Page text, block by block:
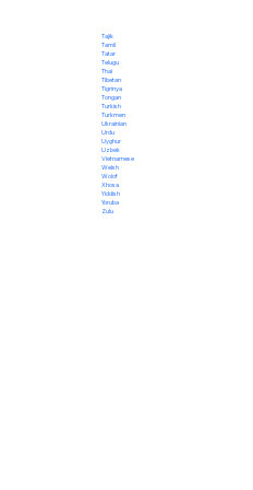
Tajik
Tamil
Tatar
Telugu
Thai
Tibetan
Tigrinya
Tongan
Turkish
Turkmen
Ukrainian
Urdu
Uyghur
Uzbek
Vietnamese
Welsh
Wolof
Xhosa
Yiddish
Yoruba
Zulu